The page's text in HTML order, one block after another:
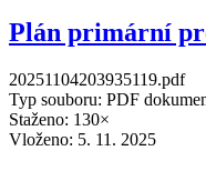
Plán primární
20251104203935119.pdf
Typ souboru: PDF
Staženo: 130×
Vloženo: 5. 11. 2025